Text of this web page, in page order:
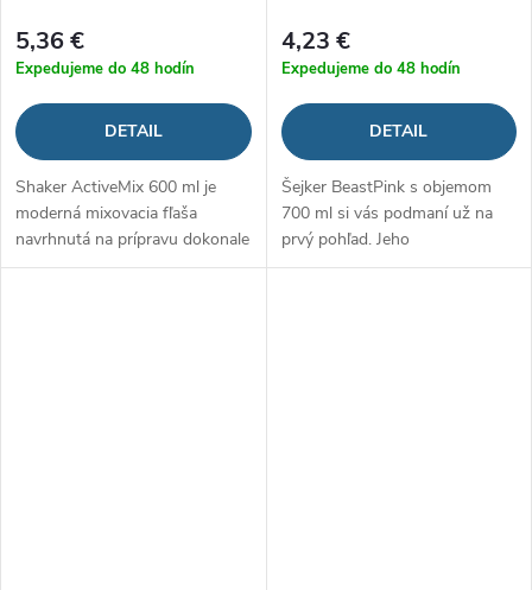
5,36 €
Expedujeme do 48 hodín
DETAIL
Shaker ActiveMix 600 ml je
moderná mixovacia fľaša
navrhnutá na prípravu dokonale
hladkých nápojov. Namiesto
4,23 €
Expedujeme do 48 hodín
DETAIL
Šejker BeastPink s objemom
700 ml si vás podmaní už na
prvý pohľad. Jeho
nezameniteľný dizajn a